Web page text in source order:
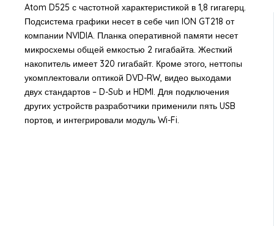
Atom D525 с частотной характеристикой в 1,8 гигагерц.
Подсистема графики несет в себе чип ION GT218 от
компании NVIDIA. Планка оперативной памяти несет
микросхемы общей емкостью 2 гигабайта. Жесткий
накопитель имеет 320 гигабайт. Кроме этого, неттопы
укомплектовали оптикой DVD-RW, видео выходами
двух стандартов – D-Sub и HDMI. Для подключения
других устройств разработчики применили пять USB
портов, и интегрировали модуль Wi-Fi.